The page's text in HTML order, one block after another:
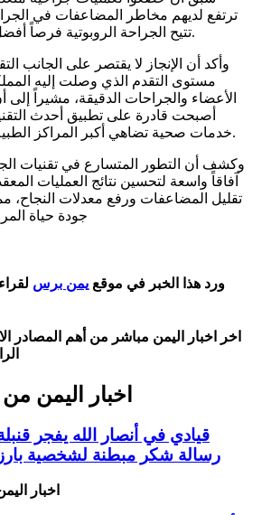
ترتفع لديهم مخاطر المضاعفات في
تتيح الجراحة الروبوتية فرصاً أفضل للسلامة والكفاءة.
وأكد أن الإنجاز لا يقتصر على الجانب
مستوى التقدم الذي وصلت إليه
الأعضاء والجراحات الدقيقة، مشيراً إلى
أصبحت قادرة على تطبيق أحدث
خدمات صحية تضاهي أكبر المراكز الطبية المتخصصة عالمياً.
وكشف أن التطور المتسارع في تقنيات
آفاقاً واسعة لتحسين نتائج العمليات
تقليل المضاعفات ورفع معدلات
جودة حياة
ورد هذا الخبر في موقع يمن برس
اخر اخبار اليمن مباشر من أهم المصادر
اخبار اليمن
قيادي في أنصار الله يفجر
رسالة شكر مبطنة لشخصية
اخبار